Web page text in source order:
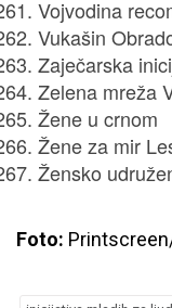
Vojvodina
Vukašin
Zaječarska
Zelena mreža
Žene u crnom
Žene za mir
Žensko
Foto: